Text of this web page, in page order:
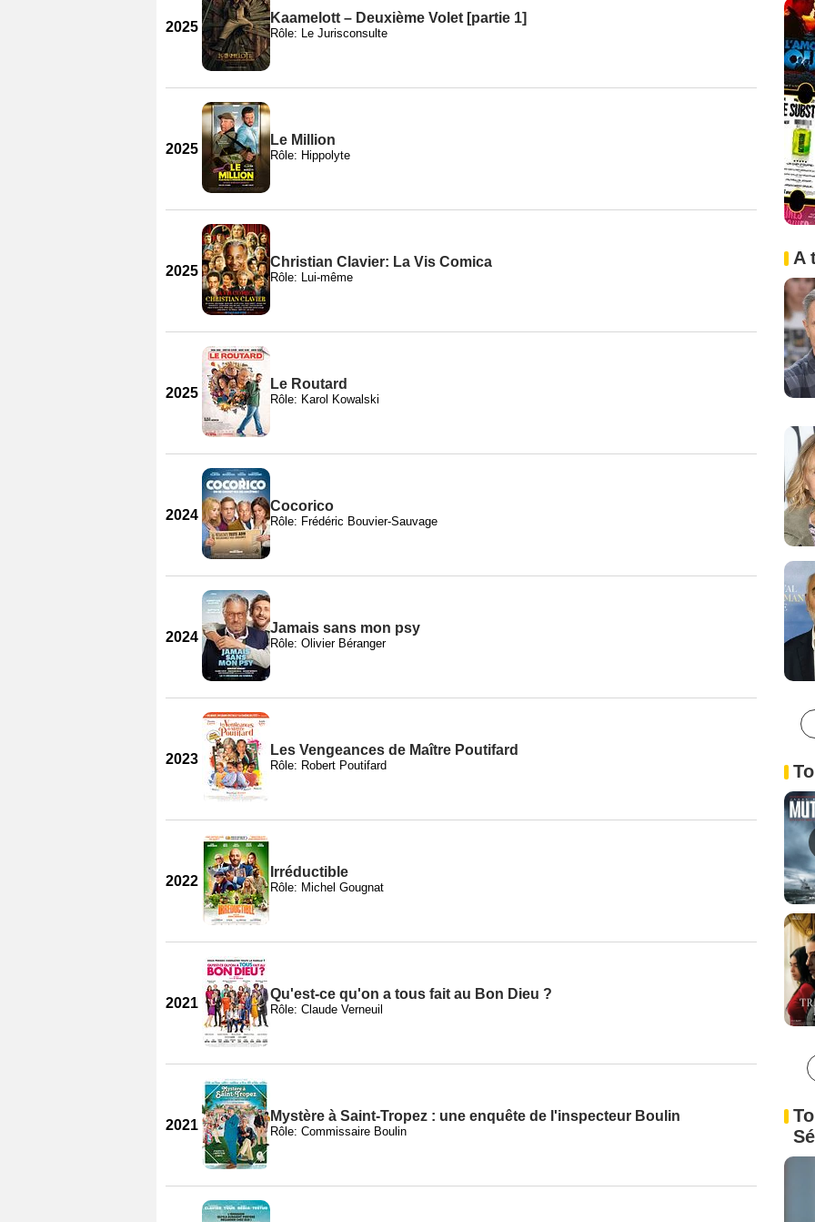
2025
Kaamelott – Deuxième Volet [partie 1]
Rôle: Le Jurisconsulte
2025
Le Million
Rôle: Hippolyte
2025
Christian Clavier: La Vis Comica
Rôle: Lui-même
2025
Le Routard
Rôle: Karol Kowalski
2024
Cocorico
Rôle: Frédéric Bouvier-Sauvage
2024
Jamais sans mon psy
Rôle: Olivier Béranger
2023
Les Vengeances de Maître Poutifard
Rôle: Robert Poutifard
2022
Irréductible
Rôle: Michel Gougnat
2021
Qu'est-ce qu'on a tous fait au Bon Dieu ?
Rôle: Claude Verneuil
2021
Mystère à Saint-Tropez : une enquête de l'inspecteur Boulin
Rôle: Commissaire Boulin
A